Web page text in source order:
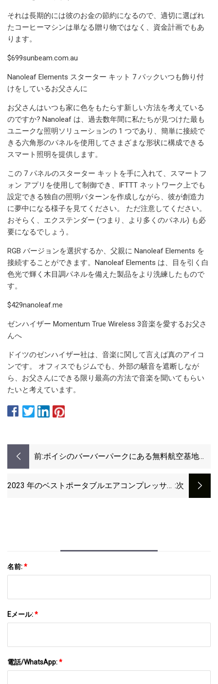
それは長期的には彼のお金の節約になるので、適切に選ばれ
たコーヒーマシンは単なる贈り物ではなく、資金計画でもあ
ります。
$699sunbeam.com.au
Nanoleaf Elements スターター キット 7 パックいつも飾り付
けをしているお父さんに
お父さんはいつも家に色をもたらす新しい方法を考えている
のですか? Nanoleaf は、過去数年間に私たちが見つけた最も
ユニークな照明ソリューションの 1 つであり、簡単に接続で
きる六角形のパネルを使用してさまざまな形状に構成できる
スマート照明を提供します。
この 7 パネルのスターター キットを手に入れて、スマートフ
ォン アプリを使用して制御でき、IFTTT ネットワーク上でも
設定できる独自の照明パターンを作成しながら、彼が創造力
に夢中になる様子を見てください。 ただ注意してください。
おそらく、エクステンダー (つまり、より多くのパネル) も必
要になるでしょう。
RGB バージョンを選択するか、父親に Nanoleaf Elements を
接続することができます。Nanoleaf Elements は、目を引く白
色光で輝く木目調パネルを備えた製品をより洗練したもので
す。
$429nanoleaf.me
ゼンハイザー Momentum True Wireless 3音楽を愛するお父さ
んへ
ドイツのゼンハイザー社は、音楽に関して言えば真のアイコ
ンです。 オフィスでもジムでも、外部の騒音を遮断しなが
ら、お父さんにできる限り最高の方法で音楽を聞いてもらい
たいと考えています。
前:ボイシのバーバーパークにある無料航空基地は
2023 年のベストポータブルエアコンプレッサー :次
名前:*
Eメール:*
電話/WhatsApp:*